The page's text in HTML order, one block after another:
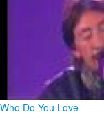
Who Do You Love